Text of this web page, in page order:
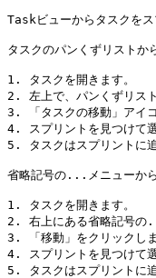
Taskビューからタスクを
タスクのパンくずリストか
1. タスクを開きます。
2. 左上で、パンくずリス
3. 「タスクの移動」アイコ
4. スプリントを見つけて選
5. タスクはスプリントに
省略記号の...メニューから
1. タスクを開きます。
2. 右上にある省略記号の
3. 「移動」をクリックしま
4. スプリントを見つけて選
5. タスクはスプリントに